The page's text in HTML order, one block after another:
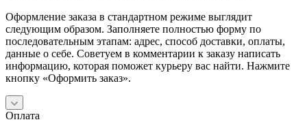
Оформление заказа в стандартном режиме выглядит
следующим образом. Заполняете полностью форму по
последовательным этапам: адрес, способ доставки, оплаты,
данные о себе. Советуем в комментарии к заказу написать
информацию, которая поможет курьеру вас найти. Нажмите
кнопку «Оформить заказ».
Оплата